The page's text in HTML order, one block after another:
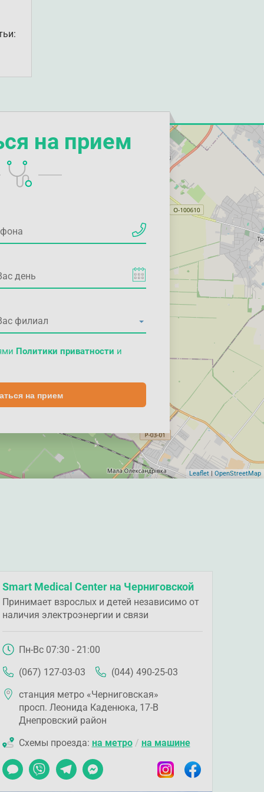
на прием
Политики приватности и
на прием
Leaflet | OpenStreetMap
Smart Medical Center на Черниговской
Принимает взрослых и детей независимо от
наличия электроэнергии и связи
Пн-Вс 07:30 - 21:00
(067) 127-03-03
(044) 490-25-03
станция метро «Черниговская»
просп. Леонида Каденюка, 17-В
Днепровский район
Схемы проезда: на метро/ на машине
Чат Viber TelegramMessenger InstagramFacebook